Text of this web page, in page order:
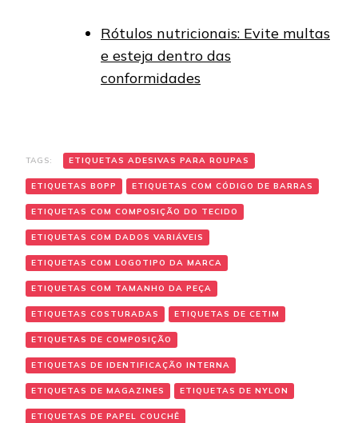
Rótulos nutricionais: Evite multas
e esteja dentro das
conformidades
TAGS: ETIQUETAS ADESIVAS PARA ROUPAS
ETIQUETAS BOPP ETIQUETAS COM CÓDIGO DE BARRAS
ETIQUETAS COM COMPOSIÇÃO DO TECIDO
ETIQUETAS COM DADOS VARIÁVEIS
ETIQUETAS COM LOGOTIPO DA MARCA
ETIQUETAS COM TAMANHO DA PEÇA
ETIQUETAS COSTURADAS ETIQUETAS DE CETIM
ETIQUETAS DE COMPOSIÇÃO
ETIQUETAS DE IDENTIFICAÇÃO INTERNA
ETIQUETAS DE MAGAZINES ETIQUETAS DE NYLON
ETIQUETAS DE PAPEL COUCHÊ